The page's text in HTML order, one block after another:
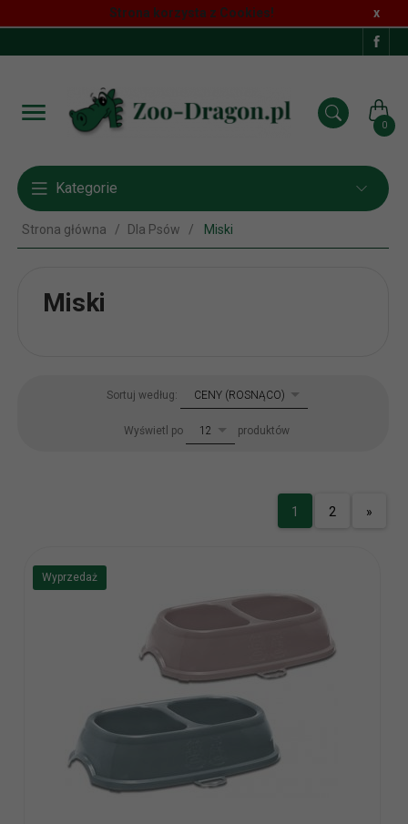
Strona korzysta z Cookies! x
0
Kategorie
Strona główna Dla Psów Miski
Miski
Sortuj według: sortCENY (ROSNĄCO)
Wyświetl po pop12 produktów
1 2 »
Wyprzedaż